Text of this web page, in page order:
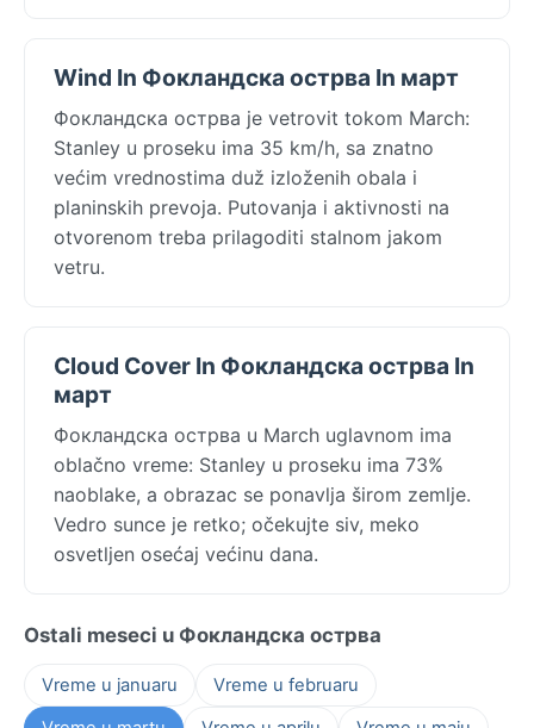
Wind In Фокландска острва In март
Фокландска острва je vetrovit tokom March:
Stanley u proseku ima 35 km/h, sa znatno
većim vrednostima duž izloženih obala i
planinskih prevoja. Putovanja i aktivnosti na
otvorenom treba prilagoditi stalnom jakom
vetru.
Cloud Cover In Фокландска острва In
март
Фокландска острва u March uglavnom ima
oblačno vreme: Stanley u proseku ima 73%
naoblake, a obrazac se ponavlja širom zemlje.
Vedro sunce je retko; očekujte siv, meko
osvetljen osećaj većinu dana.
Ostali meseci u Фокландска острва
Vreme u januaru
Vreme u februaru